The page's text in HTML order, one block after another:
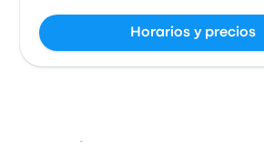
Horarios y precios